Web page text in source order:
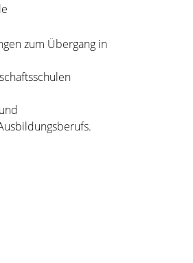
zum Übergang in